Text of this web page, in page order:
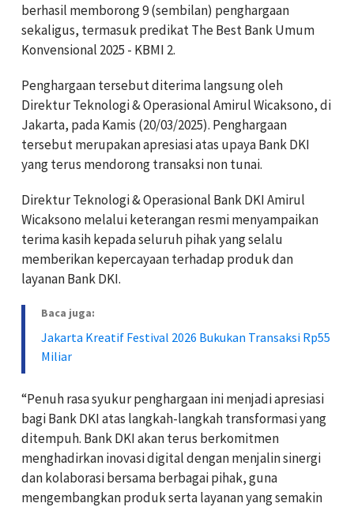
berhasil memborong 9 (sembilan) penghargaan
sekaligus, termasuk predikat The Best Bank Umum
Konvensional 2025 - KBMI 2.
Penghargaan tersebut diterima langsung oleh
Direktur Teknologi & Operasional Amirul Wicaksono, di
Jakarta, pada Kamis (20/03/2025). Penghargaan
tersebut merupakan apresiasi atas upaya Bank DKI
yang terus mendorong transaksi non tunai.
Direktur Teknologi & Operasional Bank DKI Amirul
Wicaksono melalui keterangan resmi menyampaikan
terima kasih kepada seluruh pihak yang selalu
memberikan kepercayaan terhadap produk dan
layanan Bank DKI.
Baca juga:
Jakarta Kreatif Festival 2026 Bukukan Transaksi Rp55
Miliar
“Penuh rasa syukur penghargaan ini menjadi apresiasi
bagi Bank DKI atas langkah-langkah transformasi yang
ditempuh. Bank DKI akan terus berkomitmen
menghadirkan inovasi digital dengan menjalin sinergi
dan kolaborasi bersama berbagai pihak, guna
mengembangkan produk serta layanan yang semakin